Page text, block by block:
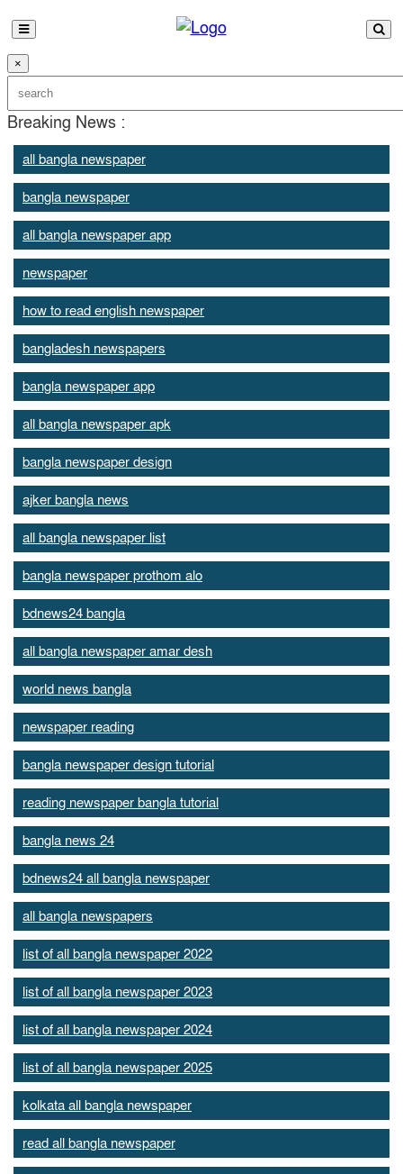
×
Breaking News :
all bangla newspaper
bangla newspaper
all bangla newspaper app
newspaper
how to read english newspaper
bangladesh newspapers
bangla newspaper app
all bangla newspaper apk
bangla newspaper design
ajker bangla news
all bangla newspaper list
bangla newspaper prothom alo
bdnews24 bangla
all bangla newspaper amar desh
world news bangla
newspaper reading
bangla newspaper design tutorial
reading newspaper bangla tutorial
bangla news 24
bdnews24 all bangla newspaper
all bangla newspapers
list of all bangla newspaper 2022
list of all bangla newspaper 2023
list of all bangla newspaper 2024
list of all bangla newspaper 2025
kolkata all bangla newspaper
read all bangla newspaper